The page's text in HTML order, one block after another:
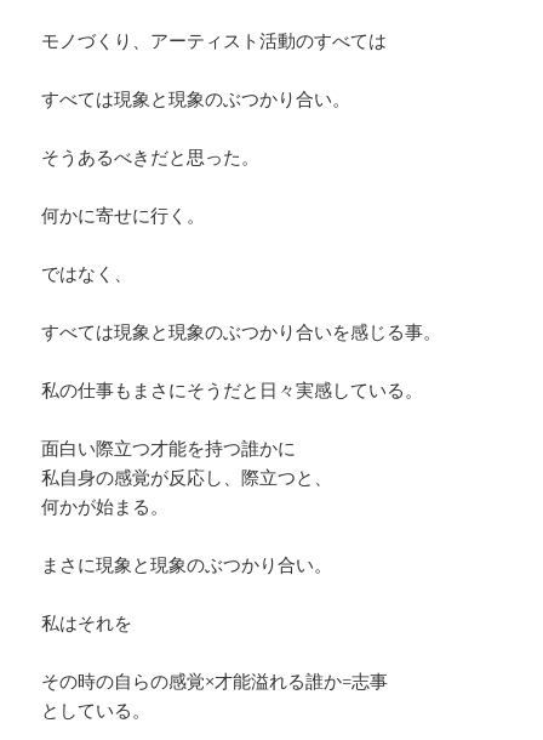
モノづくり、アーティスト活動のすべては
すべては現象と現象のぶつかり合い。
そうあるべきだと思った。
何かに寄せに行く。
ではなく、
すべては現象と現象のぶつかり合いを感じる事。
私の仕事もまさにそうだと日々実感している。
面白い際立つ才能を持つ誰かに
私自身の感覚が反応し、際立つと、
何かが始まる。
まさに現象と現象のぶつかり合い。
私はそれを
その時の自らの感覚×才能溢れる誰か=志事
としている。